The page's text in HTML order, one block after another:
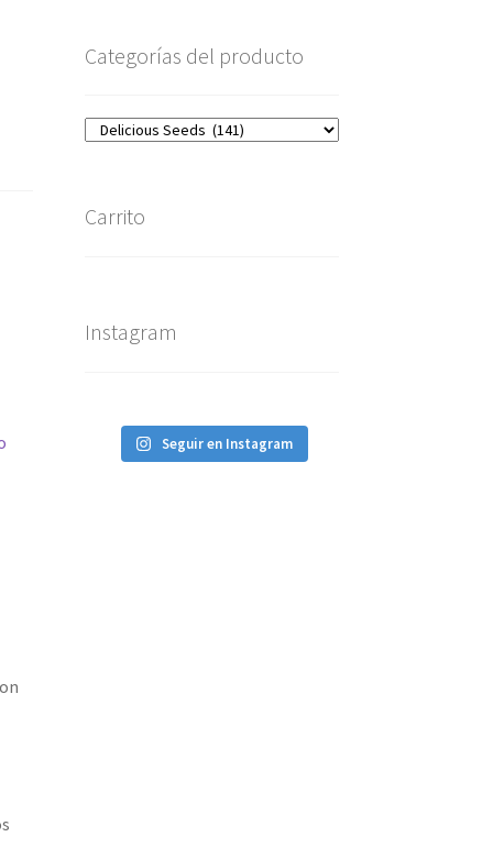
Categorías del producto
Carrito
Instagram
Seguir en Instagram